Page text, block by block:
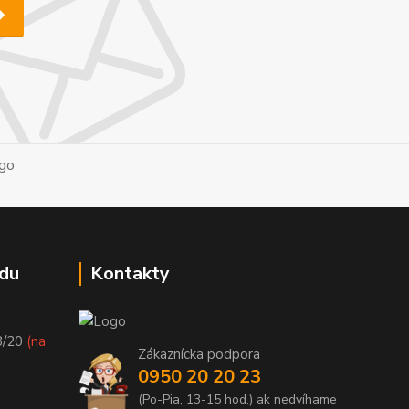
20 (na
Kontakty
Zákaznícka podpora
0950 20 20 23
(Po-Pia, 13-15 hod.) ak nedvíhame